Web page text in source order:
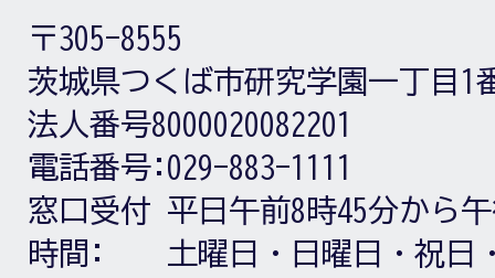
〒305-8555
茨城県つくば市研究学園一丁目1
法人番号8000020082201
電話番号: 029-883-1111
窓口受付
時間:
平日午前8時45分から
土曜日・日曜日・祝日